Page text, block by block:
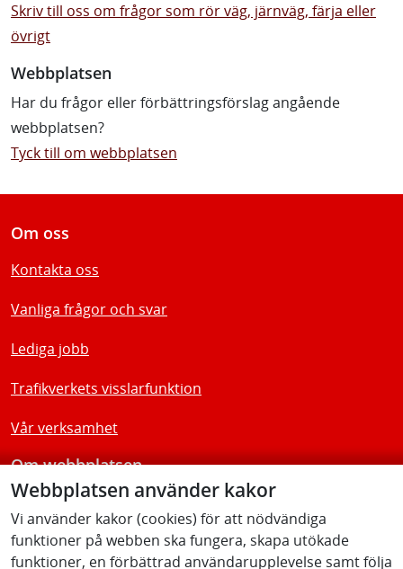
Webbplatsen använder kakor
Vi använder kakor (cookies) för att nödvändiga
funktioner på webben ska fungera, skapa utökade
funktioner, en förbättrad användarupplevelse samt följa
Skriv till oss om frågor som rör väg, järnväg, färja eller
övrigt
Webbplatsen
Har du frågor eller förbättringsförslag angående
webbplatsen?
Tyck till om webbplatsen
Om oss
Kontakta oss
Vanliga frågor och svar
Lediga jobb
Trafikverkets visslarfunktion
Vår verksamhet
Om webbplatsen
Tillgänglighetsredogörelse
Följ oss